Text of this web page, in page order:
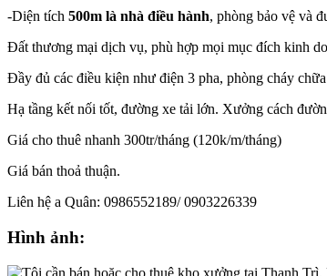
-Diện tích 500m là nhà điều hành, phòng bảo vệ và
Đất thương mại dịch vụ, phù hợp mọi mục đích kinh
Đầy đủ các điều kiện như điện 3 pha, phòng cháy
Hạ tầng kết nối tốt, đường xe tải lớn. Xưởng cách
Giá cho thuê nhanh 300tr/tháng (120k/m/tháng)
Giá bán thoả thuận.
Liên hệ a Quân: 0986552189/ 0903226339
Hình ảnh: